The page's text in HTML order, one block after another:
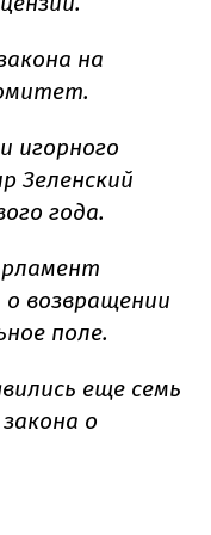
на
игорного
Зеленский
года.
возвращении
поле.
еще семь
о